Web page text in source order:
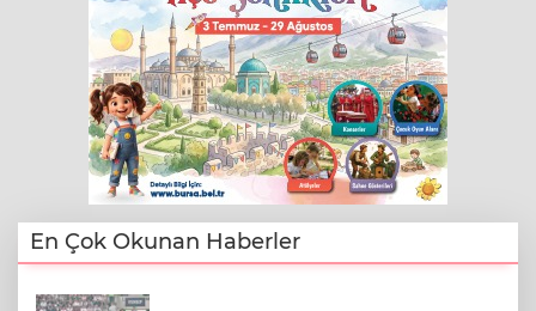
En Çok Okunan Haberler